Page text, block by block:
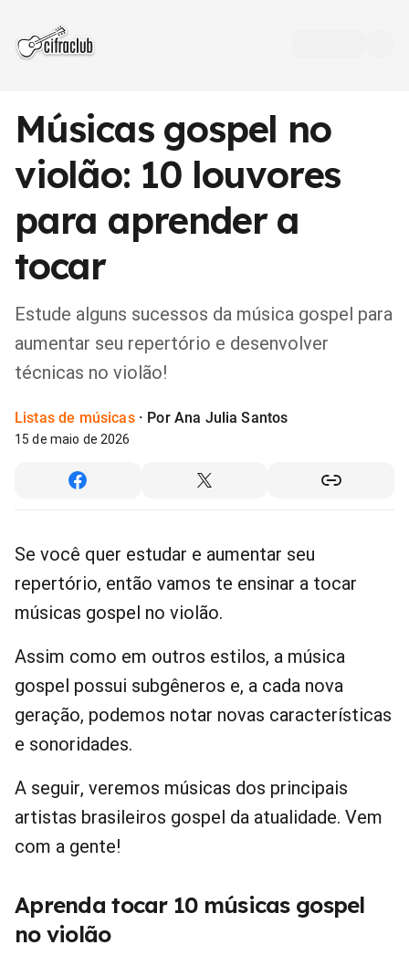
Músicas gospel no
violão: 10 louvores
para aprender a
tocar
Estude alguns sucessos da música gospel para
aumentar seu repertório e desenvolver
técnicas no violão!
Listas de músicas · Por Ana Julia Santos
15 de maio de 2026
Se você quer estudar e aumentar seu
repertório, então vamos te ensinar a tocar
músicas gospel no violão.
Assim como em outros estilos, a música
gospel possui subgêneros e, a cada nova
geração, podemos notar novas características
e sonoridades.
A seguir, veremos músicas dos principais
artistas brasileiros gospel da atualidade. Vem
com a gente!
Aprenda tocar 10 músicas gospel
no violão